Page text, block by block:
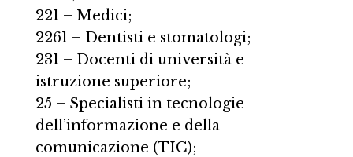
221 – Medici;
2261 – Dentisti e stomatologi;
231 – Docenti di università e
istruzione superiore;
25 – Specialisti in tecnologie
dell’informazione e della
comunicazione (TIC);